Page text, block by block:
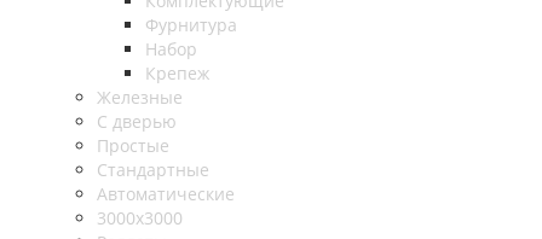
Фурнитура
Набор
Крепеж
Железные
С дверью
Простые
Стандартные
Автоматические
3000х3000